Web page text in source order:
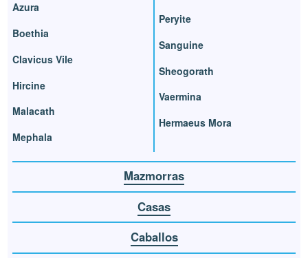
Azura
Boethia
Clavicus Vile
Hircine
Malacath
Mephala
Peryite
Sanguine
Sheogorath
Vaermina
Hermaeus Mora
Mazmorras
Casas
Caballos